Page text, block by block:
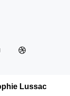
Lussac